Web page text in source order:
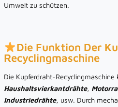
Umwelt zu schützen.
Die Funktion Der
Recyclingmaschine
Die Kupferdraht-
Haushaltsvierkantdrähte,
Industriedrähte, usw. Durch